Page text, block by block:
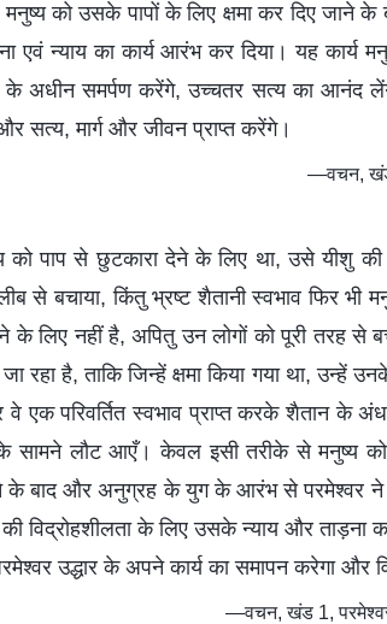
को उसके पापों के लिए क्षमा कर दिए जाने
एवं न्याय का कार्य आरंभ कर दिया। यह कार्य
के अधीन समर्पण करेंगे, उच्चतर सत्य का आनंद
सत्य, मार्ग और जीवन प्राप्त करेंगे।
—वचन, खंड
को पाप से छुटकारा देने के लिए था, उसे यीशु
से बचाया, किंतु भ्रष्ट शैतानी स्वभाव फिर भी
के लिए नहीं है, अपितु उन लोगों को पूरी तरह से
रहा है, ताकि जिन्हें क्षमा किया गया था, उन्हें
एक परिवर्तित स्वभाव प्राप्त करके शैतान के
सामने लौट आएँ। केवल इसी तरीके से मनुष्य को
के बाद और अनुग्रह के युग के आरंभ से परमेश्वर ने
विद्रोहशीलता के लिए उसके न्याय और ताड़ना
उद्धार के अपने कार्य का समापन करेगा और
—वचन, खंड 1,